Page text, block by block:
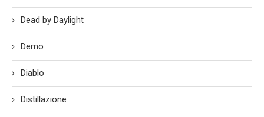
Dead by Daylight
Demo
Diablo
Distillazione